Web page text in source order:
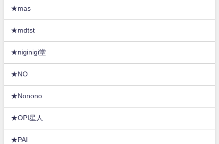
★mas
★mdtst
★niginigi堂
★NO
★Nonono
★OPI星人
★PAI